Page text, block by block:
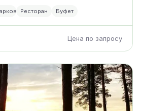
Ресторан Буфет
Цена по запросу